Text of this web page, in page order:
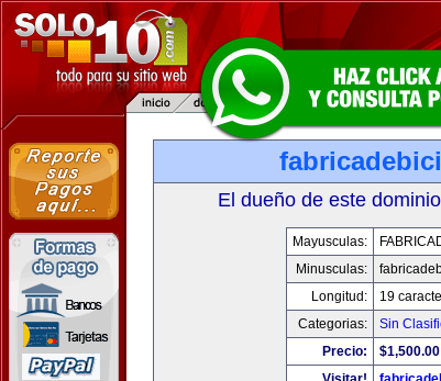
El dueño de este
Mayusculas:
Minusculas:
Longitud:
19
Categorias:
Sin
Precio:
$1,500.00